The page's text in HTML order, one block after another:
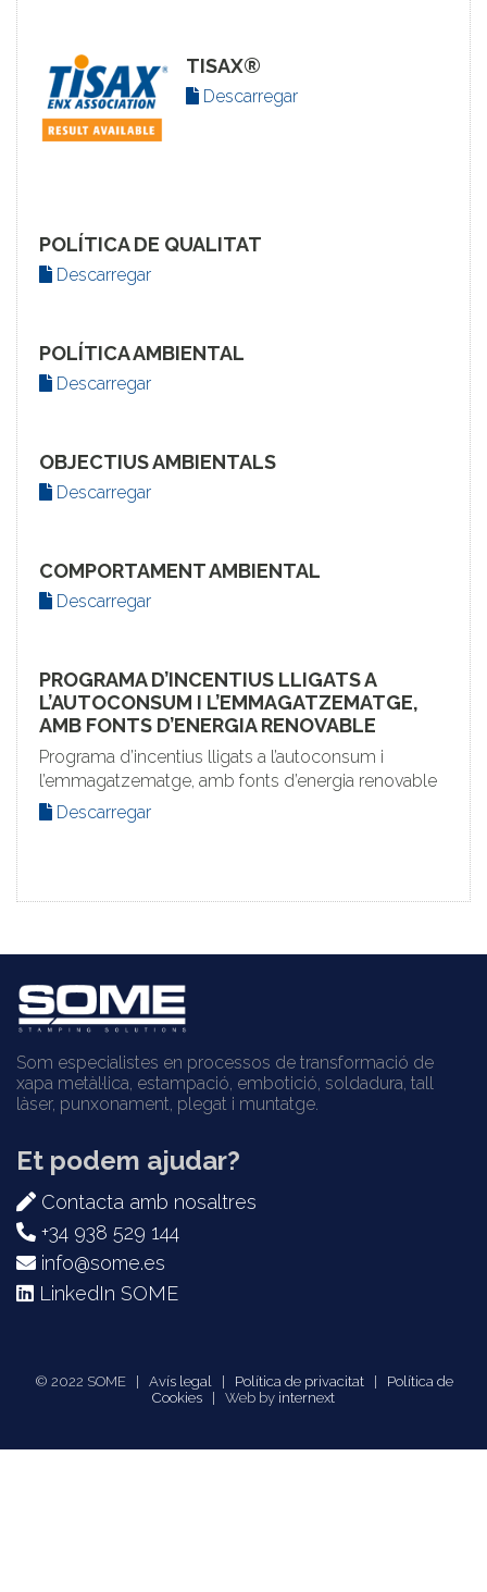
TISAX®
Descarregar
POLÍTICA DE QUALITAT
Descarregar
POLÍTICA AMBIENTAL
Descarregar
OBJECTIUS AMBIENTALS
Descarregar
COMPORTAMENT AMBIENTAL
Descarregar
PROGRAMA D’INCENTIUS LLIGATS A
L’AUTOCONSUM I L’EMMAGATZEMATGE,
AMB FONTS D’ENERGIA RENOVABLE
Programa d’incentius lligats a l’autoconsum i
l’emmagatzematge, amb fonts d’energia renovable
Descarregar
Som especialistes en processos de transformació de
xapa metàl·lica, estampació, embotició, soldadura, tall
làser, punxonament, plegat i muntatge.
Et podem ajudar?
Contacta amb nosaltres
+34 938 529 144
info@some.es
LinkedIn SOME
© 2022 SOME | Avís legal Política de privacitat
Política de
Cookies
| Web by internext